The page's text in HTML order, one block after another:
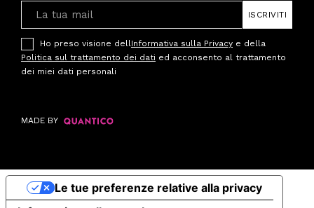
ISCRIVITI
Ho preso visione dell Informativa sulla Privacy e della
Politica sul trattamento dei dati ed acconsento al trattamento
dei miei dati personali
MADE BY
Le tue preferenze relative alla privacy